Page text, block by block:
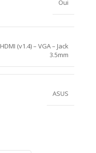
Oui
HDMI (v1.4) – VGA – Jack
3.5mm
ASUS